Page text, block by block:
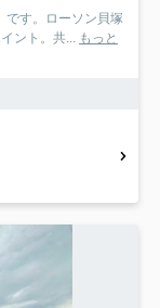
です。ローソン貝塚
ント。共... もっと